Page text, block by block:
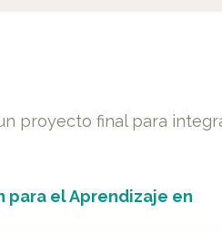
proyecto final para
para el Aprendizaje en